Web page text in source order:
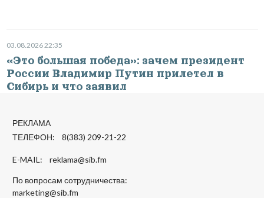
03.08.2026 22:35
«Это большая победа»: зачем президент
России Владимир Путин прилетел в
Сибирь и что заявил
РЕКЛАМА
ТЕЛЕФОН: 8(383) 209-21-22
E-MAIL: reklama@sib.fm
По вопросам сотрудничества:
marketing@sib.fm